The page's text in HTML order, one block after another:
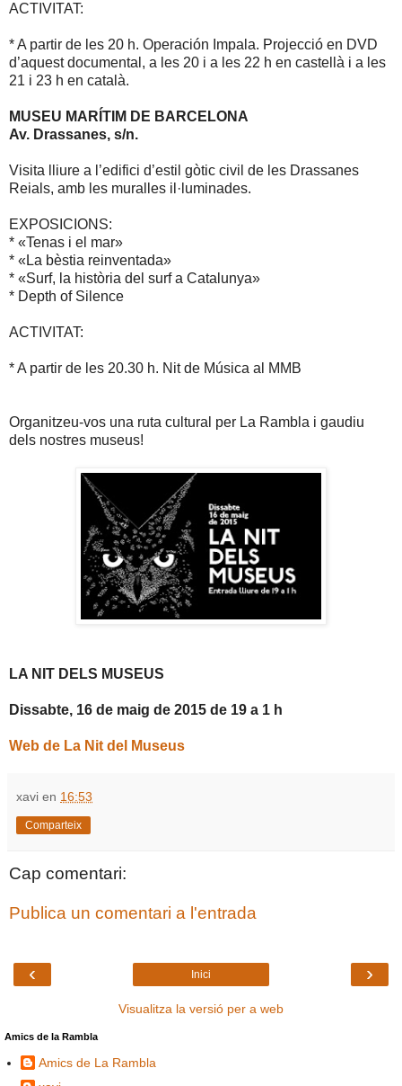
ACTIVITAT:
* A partir de les 20 h. Operación Impala. Projecció en DVD
d’aquest documental, a les 20 i a les 22 h en castellà i a les
21 i 23 h en català.
MUSEU MARÍTIM DE BARCELONA
Av. Drassanes, s/n.
Visita lliure a l’edifici d’estil gòtic civil de les Drassanes
Reials, amb les muralles il·luminades.
EXPOSICIONS:
* «Tenas i el mar»
* «La bèstia reinventada»
* «Surf, la història del surf a Catalunya»
* Depth of Silence
ACTIVITAT:
* A partir de les 20.30 h. Nit de Música al MMB
Organitzeu-vos una ruta cultural per La Rambla i gaudiu
dels nostres museus!
LA NIT DELS MUSEUS
Dissabte, 16 de maig de 2015 de 19 a 1 h
Web de La Nit del Museus
xavi en 16:53
Comparteix
Cap comentari:
Publica un comentari a l'entrada
‹ ›
Inici
Visualitza la versió per a web
Amics de la Rambla
Amics de La Rambla